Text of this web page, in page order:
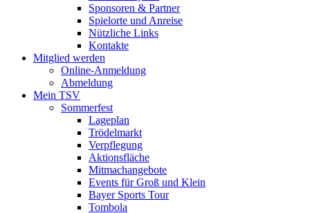
Sponsoren & Partner
Spielorte und Anreise
Nützliche Links
Kontakte
Mitglied werden
Online-Anmeldung
Abmeldung
Mein TSV
Sommerfest
Lageplan
Trödelmarkt
Verpflegung
Aktionsfläche
Mitmachangebote
Events für Groß und Klein
Bayer Sports Tour
Tombola